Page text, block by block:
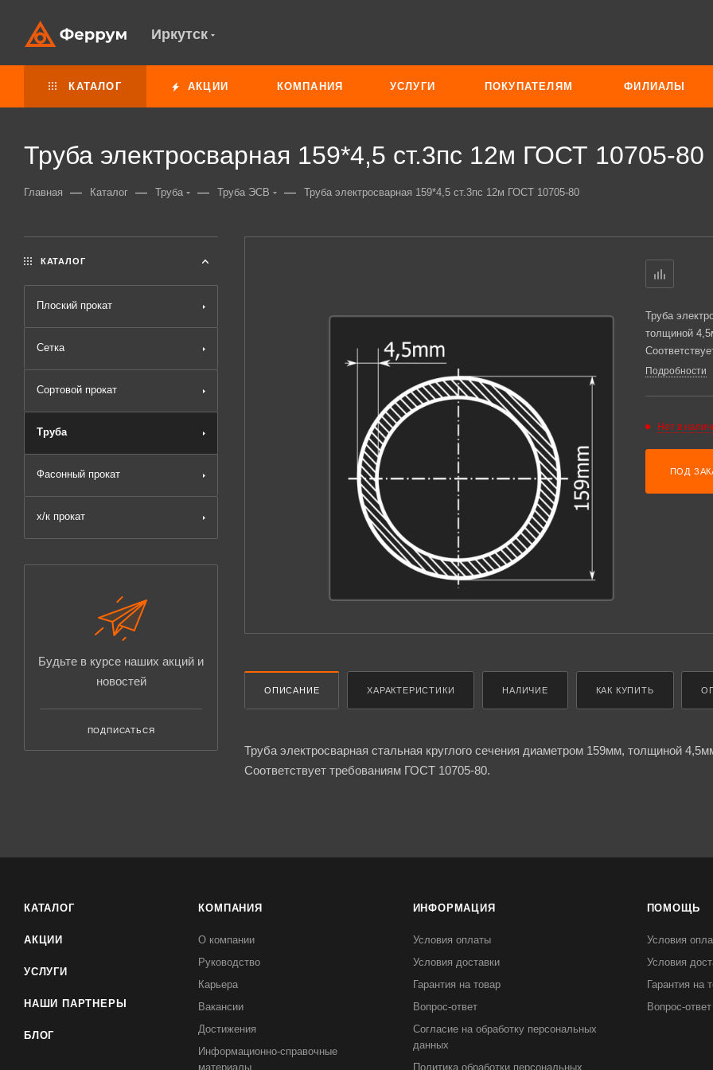
Иркутск
КАТАЛОГ АКЦИИ КОМПАНИЯ УСЛУГИ ПОКУПАТЕЛЯМ ФИЛИАЛЫ
Труба электросварная 159*4,5 ст.3пс 12м ГОСТ 10705-80
Главная — Каталог — Труба — Труба ЭСВ — Труба электросварная 159*4,5 ст.3пс 12м ГОСТ 10705-80
Труба
толщиной
Подробности
Нет в
ПОД
ОПИСАНИЕ ХАРАКТЕРИСТИКИ НАЛИЧИЕ КАК КУПИТЬ
Труба электросварная стальная круглого сечения диаметром 159мм, толщиной
Соответствует требованиям ГОСТ 10705-80.
КАТАЛОГ
Плоский прокат
Сетка
Сортовой прокат
Труба
Фасонный прокат
х/к прокат
Будьте в курсе наших акций и
новостей
ПОДПИСАТЬСЯ
КАТАЛОГ
АКЦИИ
УСЛУГИ
НАШИ ПАРТНЕРЫ
БЛОГ
КОМПАНИЯ
О компании
Руководство
Карьера
Вакансии
Достижения
Информационно-справочные
материалы
ИНФОРМАЦИЯ
Условия оплаты
Условия доставки
Гарантия на товар
Вопрос-ответ
Согласие на обработку персональных
данных
Политика обработки персональных
ПОМОЩЬ
Условия
Условия
Гарантия на
Вопрос-ответ